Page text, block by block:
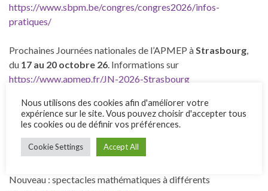
https://www.sbpm.be/congres/congres2026/infos-
pratiques/
Prochaines Journées nationales de l’APMEP àStrasbourg,
du 17 au 20 octobre 26. Informations sur
https://www.apmep.fr/JN-2026-Strasbourg
Divers
nformations sur diverses compétitions
Nouveau : spectacles mathématiques à différents
Nous utilisons des cookies afin d'améliorer votre
expérience sur le site. Vous pouvez choisir d'accepter tous
les cookies ou de définir vos préférences.
Cookie Settings Accept All